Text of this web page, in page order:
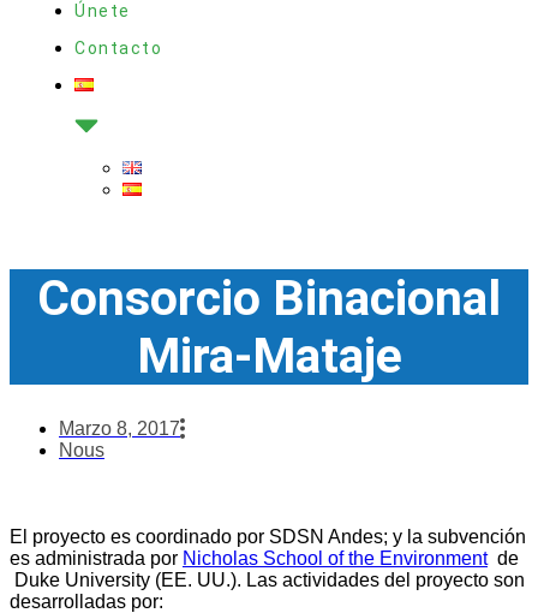
Únete
Contacto
Consorcio Binacional
Mira-Mataje
Marzo 8, 2017
Nous
El proyecto es coordinado por SDSN Andes; y la subvención
es administrada por Nicholas School of the Environmentde
Duke University (EE. UU.). Las actividades del proyecto son
desarrolladas por: